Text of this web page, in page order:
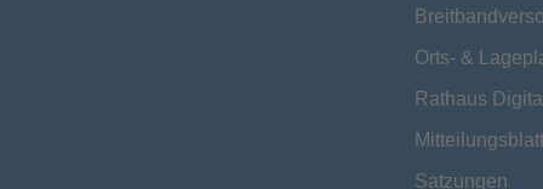
Orts- &
Rathaus
Mitteilungsblatt
Satzungen